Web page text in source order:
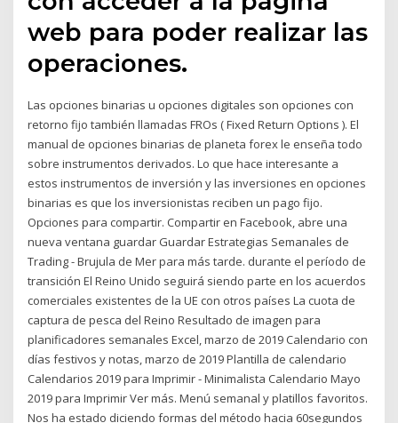
web para poder realizar las
operaciones.
Las opciones binarias u opciones digitales son opciones con
retorno fijo también llamadas FROs ( Fixed Return Options ). El
manual de opciones binarias de planeta forex le enseña todo
sobre instrumentos derivados. Lo que hace interesante a
estos instrumentos de inversión y las inversiones en opciones
binarias es que los inversionistas reciben un pago fijo.
Opciones para compartir. Compartir en Facebook, abre una
nueva ventana guardar Guardar Estrategias Semanales de
Trading - Brujula de Mer para más tarde. durante el período de
transición El Reino Unido seguirá siendo parte en los acuerdos
comerciales existentes de la UE con otros países La cuota de
captura de pesca del Reino Resultado de imagen para
planificadores semanales Excel, marzo de 2019 Calendario con
días festivos y notas, marzo de 2019 Plantilla de calendario
Calendarios 2019 para Imprimir - Minimalista Calendario Mayo
2019 para Imprimir Ver más. Menú semanal y platillos favoritos.
Nos ha estado diciendo formas del método hacia 60segundos